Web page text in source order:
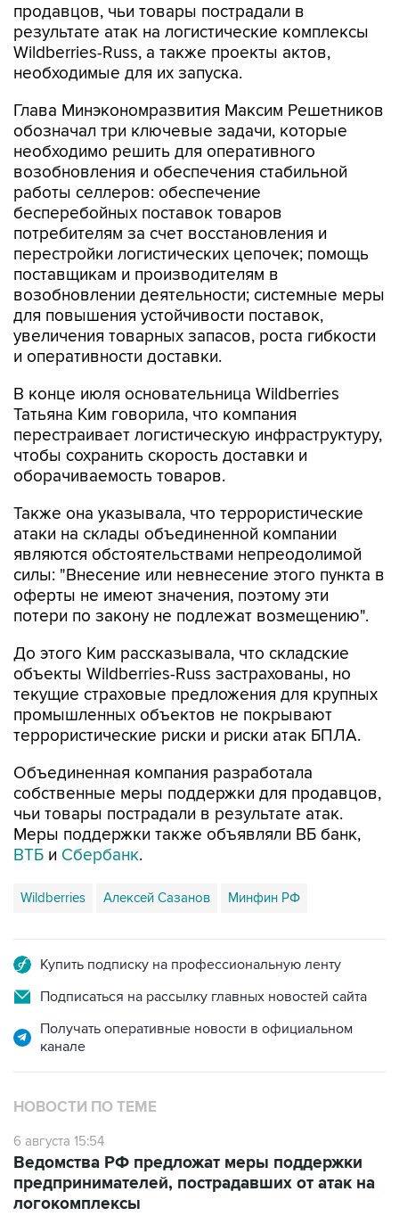
продавцов, чьи товары пострадали в
результате атак на логистические комплексы
Wildberries-Russ, а также проекты актов,
необходимые для их запуска.
Глава Минэкономразвития Максим Решетников
обозначал три ключевые задачи, которые
необходимо решить для оперативного
возобновления и обеспечения стабильной
работы селлеров: обеспечение
бесперебойных поставок товаров
потребителям за счет восстановления и
перестройки логистических цепочек; помощь
поставщикам и производителям в
возобновлении деятельности; системные меры
для повышения устойчивости поставок,
увеличения товарных запасов, роста гибкости
и оперативности доставки.
В конце июля основательница Wildberries
Татьяна Ким говорила, что компания
перестраивает логистическую инфраструктуру,
чтобы сохранить скорость доставки и
оборачиваемость товаров.
Также она указывала, что террористические
атаки на склады объединенной компании
являются обстоятельствами непреодолимой
силы: "Внесение или невнесение этого пункта в
оферты не имеют значения, поэтому эти
потери по закону не подлежат возмещению".
До этого Ким рассказывала, что складские
объекты Wildberries-Russ застрахованы, но
текущие страховые предложения для крупных
промышленных объектов не покрывают
террористические риски и риски атак БПЛА.
Объединенная компания разработала
собственные меры поддержки для продавцов,
чьи товары пострадали в результате атак.
Меры поддержки также объявляли ВБ банк,
ВТБ и Сбербанк.
Wildberries Алексей Сазанов Минфин РФ
Купить подписку на профессиональную ленту
Подписаться на рассылку главных новостей сайта
Получать оперативные новости в официальном
канале
НОВОСТИ ПО ТЕМЕ
6 августа 15:54
Ведомства РФ предложат меры поддержки
предпринимателей, пострадавших от атак на
логокомплексы